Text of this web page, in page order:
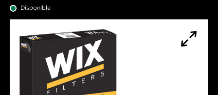
Disponible